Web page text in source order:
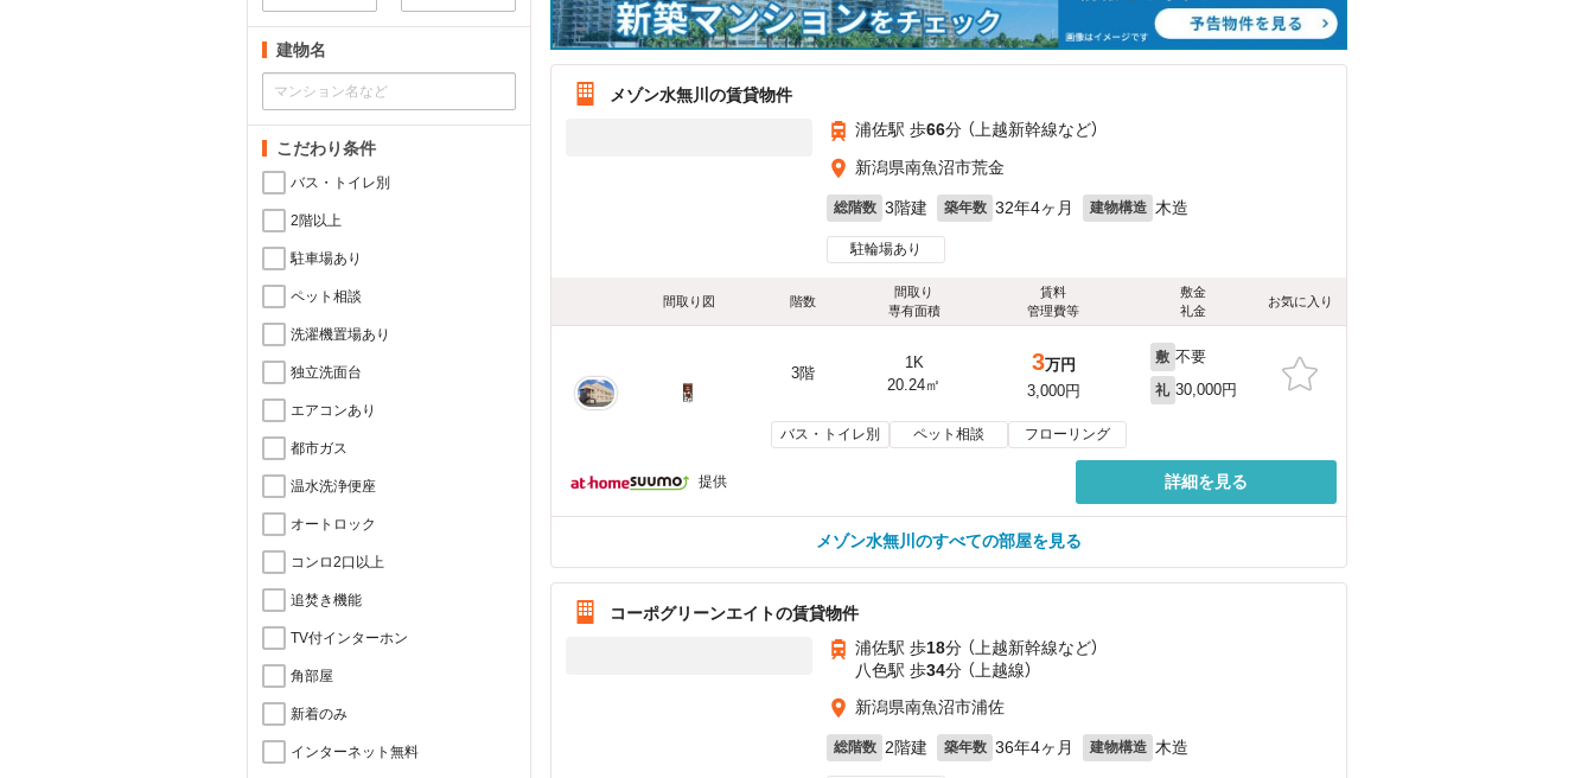
建物名
こだわり条件
バス・トイレ別
2階以上
駐車場あり
ペット相談
洗濯機置場あり
独立洗面台
エアコンあり
都市ガス
温水洗浄便座
オートロック
コンロ2口以上
追焚き機能
TV付インターホン
角部屋
新着のみ
インターネット無料
メゾン水無川の賃貸物件
浦佐駅 歩66分 （上越新幹線など）
新潟県南魚沼市荒金
総階数 3階建 築年数 32年4ヶ月 建物構造 木造
駐輪場あり
間取り図 階数
間取り
専有面積
賃料
管理費等
敷金
礼金
お気に入り
3階
1K
20.24㎡
3万円
3,000円
敷 不要
礼 30,000円
バス・トイレ別 ペット相談 フローリング
提供 詳細を見る
メゾン水無川のすべての部屋を見る
コーポグリーンエイトの賃貸物件
浦佐駅 歩18分 （上越新幹線など）
八色駅 歩34分 （上越線）
新潟県南魚沼市浦佐
総階数 2階建 築年数 36年4ヶ月 建物構造 木造